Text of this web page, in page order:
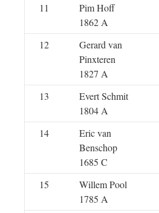
11
Pim Hoff
1862 A
12
Gerard van
Pinxteren
1827 A
13
Evert Schmit
1804 A
14
Eric van
Benschop
1685 C
15
Willem Pool
1785 A